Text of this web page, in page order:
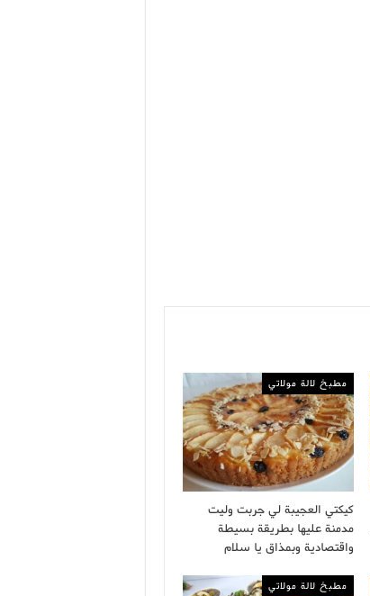
مطبخ لالة مولاتي
كيكتي العجيبة لي جربت وليت
مدمنة عليها بطريقة بسيطة
واقتصادية وبمذاق يا سلام
مطبخ لالة مولاتي